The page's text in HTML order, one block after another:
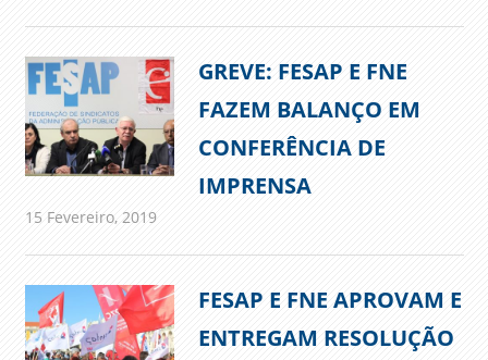
GREVE: FESAP E FNE
FAZEM BALANÇO EM
CONFERÊNCIA DE
IMPRENSA
15 Fevereiro, 2019admin
Comunicados
FESAP E FNE APROVAM E
ENTREGAM RESOLUÇÃO